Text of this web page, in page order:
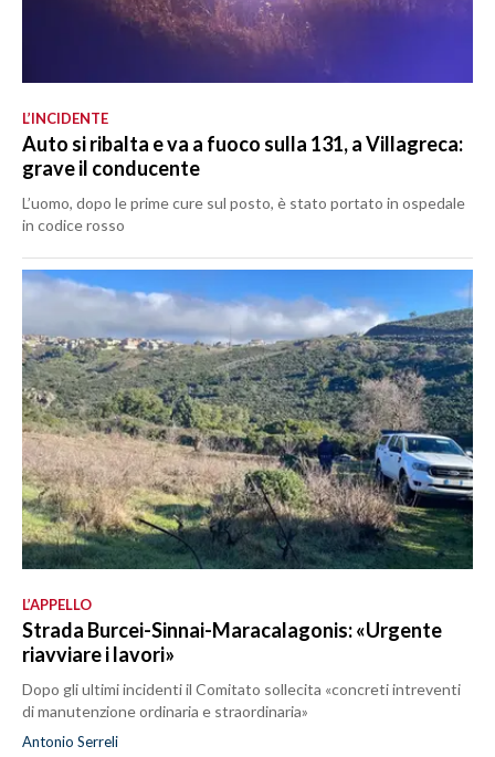
L’INCIDENTE
Auto si ribalta e va a fuoco sulla 131, a Villagreca:
grave il conducente
L’uomo, dopo le prime cure sul posto, è stato portato in ospedale
in codice rosso
L’APPELLO
Strada Burcei-Sinnai-Maracalagonis: «Urgente
riavviare i lavori»
Dopo gli ultimi incidenti il Comitato sollecita «concreti intreventi
di manutenzione ordinaria e straordinaria»
Antonio Serreli